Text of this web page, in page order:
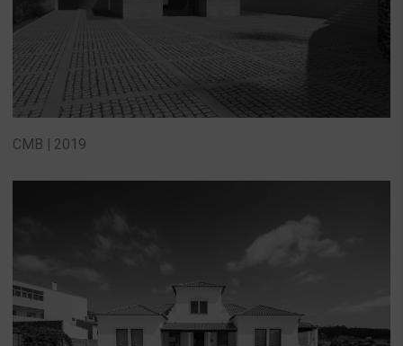
CMB | 2019